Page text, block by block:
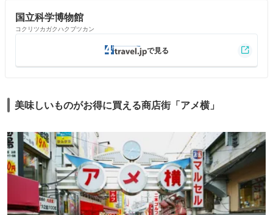
国立科学博物館
コクリツカガクハクブツカン
美味しいものがお得に買える商店街「アメ横」